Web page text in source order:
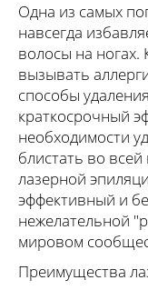
Одна из самых
навсегда
волосы на ногах.
вызывать
способы
краткосрочный
необходимости
блистать во
лазерной
эффективный и
нежелательной
мировом
Преимущества